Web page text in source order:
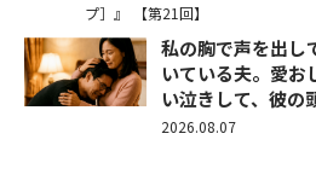
プ］』
【第21回】
私の胸で声を出し
いている夫。愛お
い泣きして、彼
2026.08.07